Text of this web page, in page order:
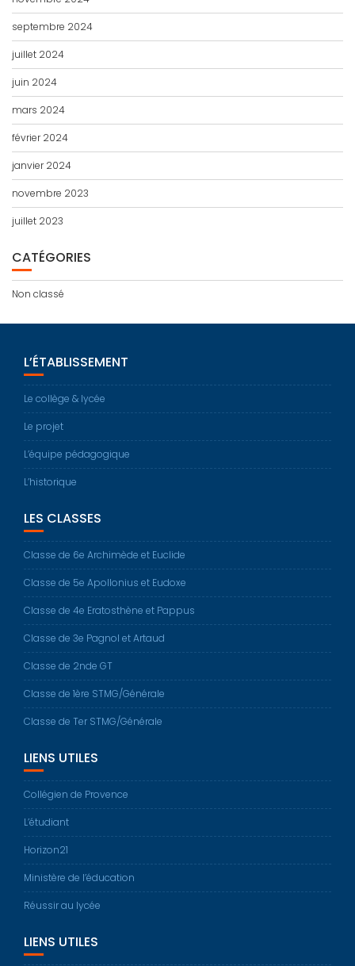
septembre 2024
juillet 2024
juin 2024
mars 2024
février 2024
janvier 2024
novembre 2023
juillet 2023
CATÉGORIES
Non classé
L’ÉTABLISSEMENT
Le collège & lycée
Le projet
L’équipe pédagogique
L’historique
LES CLASSES
Classe de 6e Archimède et Euclide
Classe de 5e Apollonius et Eudoxe
Classe de 4e Eratosthène et Pappus
Classe de 3e Pagnol et Artaud
Classe de 2nde GT
Classe de 1ère STMG/Générale
Classe de Ter STMG/Générale
LIENS UTILES
Collégien de Provence
L’étudiant
Horizon21
Ministère de l’éducation
Réussir au lycée
LIENS UTILES